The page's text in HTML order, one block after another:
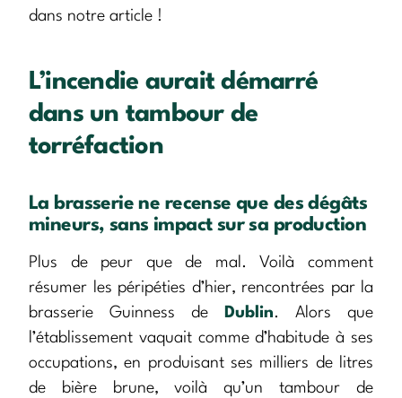
dans notre article !
L’incendie aurait démarré
dans un tambour de
torréfaction
La brasserie ne recense que des dégâts
mineurs, sans impact sur sa production
Plus de peur que de mal. Voilà comment
résumer les péripéties d’hier, rencontrées par la
brasserie Guinness de
Dublin. Alors que
l’établissement vaquait comme d’habitude à ses
occupations, en produisant ses milliers de litres
de bière brune, voilà qu’un tambour de